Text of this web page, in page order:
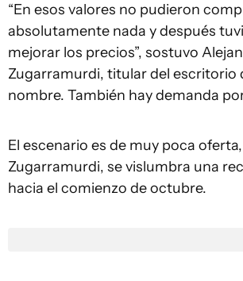
“En esos valores no pudieron
absolutamente nada y después
mejorar los precios”, sostuvo
Zugarramurdi, titular del escritorio
nombre. También hay demanda
El escenario es de muy poca
Zugarramurdi, se vislumbra una
hacia el comienzo de octubre.